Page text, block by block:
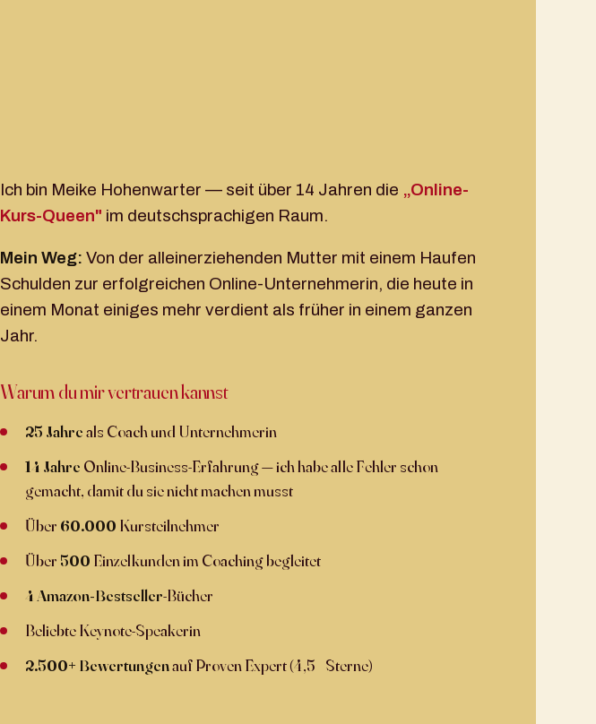
Ich bin Meike Hohenwarter — seit über 14 Jahren die „Online-
Kurs-Queen" im deutschsprachigen Raum.
Mein Weg: Von der alleinerziehenden Mutter mit einem Haufen
Schulden zur erfolgreichen Online-Unternehmerin, die heute in
einem Monat einiges mehr verdient als früher in einem ganzen
Jahr.
Warum du mir vertrauen kannst
25 Jahreals Coach und Unternehmerin
14 Jahre Online-Business-Erfahrung — ich habe alle Fehler schon
gemacht, damit du sie nicht machen musst
Über 60.000 Kursteilnehmer
Über 500 Einzelkunden im Coaching begleitet
4 Amazon-Bestseller-Bücher
Beliebte Keynote-Speakerin
2.500+ Bewertungenauf Proven Expert (4,5+ Sterne)